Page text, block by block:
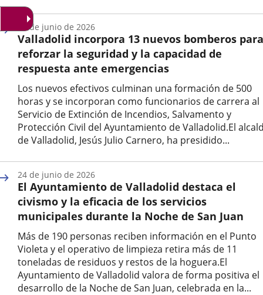
Fecha
la
noticia
Valladolid incorpora 13 nuevos bomberos para
reforzar la seguridad y la capacidad de
respuesta ante emergencias
Los nuevos efectivos culminan una formación de 500
horas y se incorporan como funcionarios de carrera al
Servicio de Extinción de Incendios, Salvamento y
Protección Civil del Ayuntamiento de Valladolid.El
de Valladolid, Jesús Julio Carnero, ha presidido...
la
noticia
26 de junio de 2026
El Ayuntamiento de Valladolid destaca el
civismo y la eficacia de los servicios
municipales durante la Noche de San Juan
Más de 190 personas reciben información en el Punto
Violeta y el operativo de limpieza retira más de 11
toneladas de residuos y restos de la hoguera.El
Ayuntamiento de Valladolid valora de forma positiva el
desarrollo de la Noche de San Juan, celebrada en la...
24 de junio de 2026